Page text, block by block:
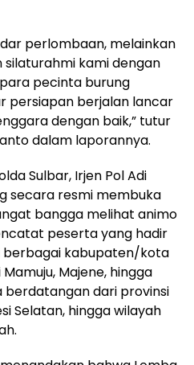
perlombaan, melainkan
kami dengan
pecinta burung
persiapan berjalan lancar
dengan baik,” tutur
dalam laporannya.
Sulbar, Irjen Pol Adi
secara resmi membuka
bangga melihat animo
peserta yang hadir
berbagai kabupaten/kota
Majene, hingga
berdatangan dari provinsi
Selatan, hingga wilayah